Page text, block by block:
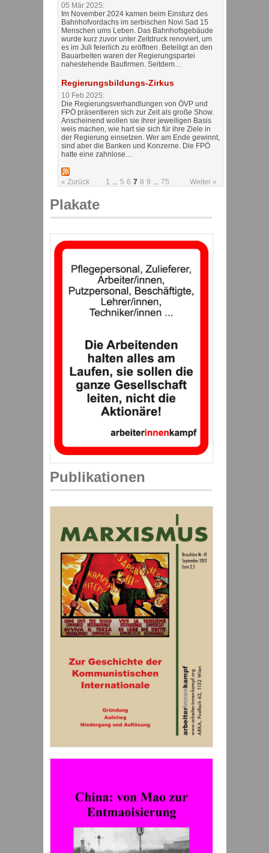
05 Mär 2025:
Im November 2024 kamen beim Einsturz des
Bahnhofvordachs im serbischen Novi Sad 15
Menschen ums Leben. Das Bahnhofsgebäude
wurde kurz zuvor unter Zeitdruck renoviert, um
es im Juli feierlich zu eröffnen. Beteiligt an den
Bauarbeiten waren der Regierungspartei
nahestehende Baufirmen. Seitdem…
Regierungsbildungs-Zirkus
10 Feb 2025:
Die Regierungsverhandlungen von ÖVP und
FPÖ präsentieren sich zur Zeit als große Show.
Anscheinend wollen sie ihrer jeweiligen Basis
weis machen, wie hart sie sich für ihre Ziele in
der Regierung einsetzen. Wer am Ende gewinnt,
sind aber die Banken und Konzerne. Die FPÖ
hatte eine zahnlose…
« Zurück 1 5 6 7 8 9 75 Weiter »
Plakate
Publikationen